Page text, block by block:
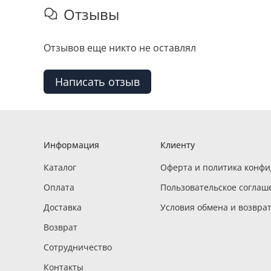
Отзывы
Отзывов еще никто не оставлял
Написать отзыв
Информация
Каталог
Оплата
Доставка
Возврат
Сотрудничество
Контакты
Клиенту
Оферта и политика
Пользовательское
Условия обмена и